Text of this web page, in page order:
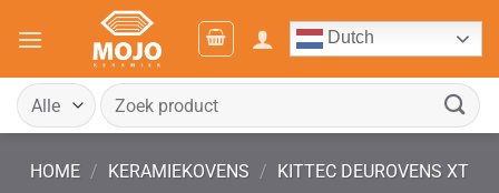
naar
Dutch
Zoeken
naar:
HOME / KERAMIEKOVENS / KITTEC DEUROVENS XT